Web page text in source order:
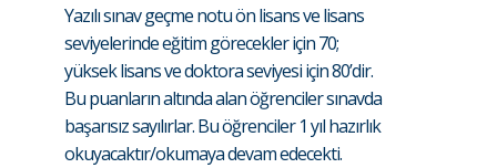
Yazılı sınav geçme notu ön lisans ve lisans
seviyelerinde eğitim görecekler için 70;
yüksek lisans ve doktora seviyesi için 80’dir.
Bu puanların altında alan öğrenciler sınavda
başarısız sayılırlar. Bu öğrenciler 1 yıl hazırlık
okuyacaktır/okumaya devam edecekti.